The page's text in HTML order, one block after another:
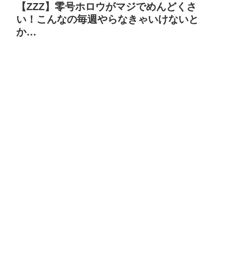
【ZZZ】零号ホロウがマジでめんどくさ
い！こんなの毎週やらなきゃいけないと
か…